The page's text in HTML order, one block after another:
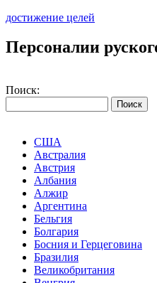
достижение целей
Персоналии
Поиск:
США
Австралия
Австрия
Албания
Алжир
Аргентина
Бельгия
Болгария
Босния и Герцеговина
Бразилия
Великобритания